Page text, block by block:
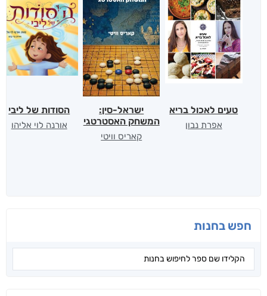
חפש בחנות
טעים לאכול בריא
אפרת נבון
ישראל-סין:
המשחק האסטרטגי
קאריס וויטי
הסודות של ליבי
אורנה לוי אליהו